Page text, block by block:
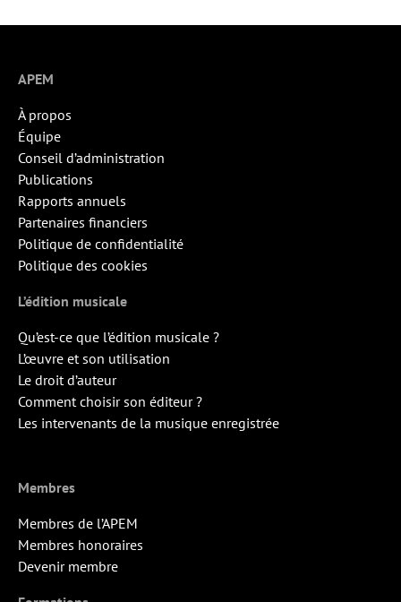
APEM
À propos
Équipe
Conseil d’administration
Publications
Rapports annuels
Partenaires financiers
Politique de confidentialité
Politique des cookies
L’édition musicale
Qu’est-ce que l’édition musicale ?
L’œuvre et son utilisation
Le droit d’auteur
Comment choisir son éditeur ?
Les intervenants de la musique enregistrée
Membres
Membres de l’APEM
Membres honoraires
Devenir membre